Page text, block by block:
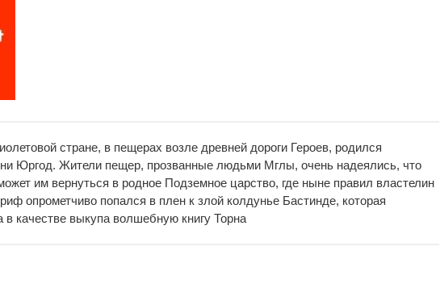
стране, в пещерах возле древней дороги Героев, родился
Юргод. Жители пещер, прозванные людьми Мглы, очень надеялись, что
им вернуться в родное Подземное царство, где ныне правил властелин
опрометчиво попался в плен к злой колдунье Бастинде, которая
в качестве выкупа волшебную книгу Торна